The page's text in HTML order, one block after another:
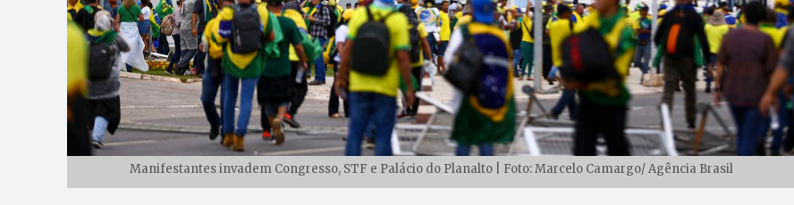
Manifestantes invadem Congresso, STF e Palácio do Planalto | Foto: Marcelo Camargo/ Agência Brasil